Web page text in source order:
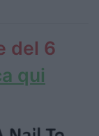
del 6
qui